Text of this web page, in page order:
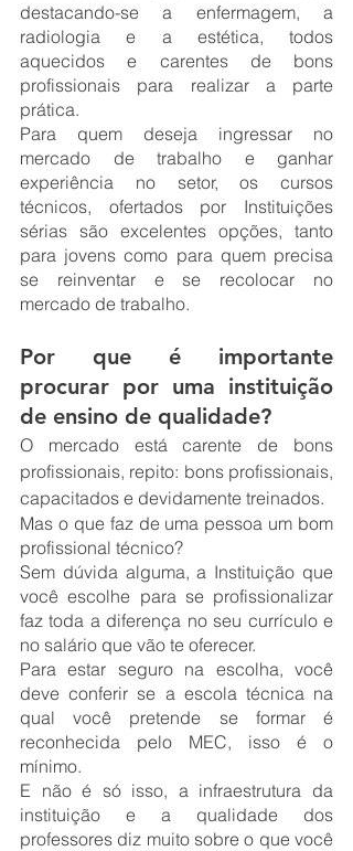
destacando-se a enfermagem, a
radiologia e a estética, todos
aquecidos e carentes de bons
profissionais para realizar a parte
prática.
Para quem deseja ingressar no
mercado de trabalho e ganhar
experiência no setor, os cursos
técnicos, ofertados por Instituições
sérias são excelentes opções, tanto
para jovens como para quem precisa
se reinventar e se recolocar no
mercado de trabalho.
Por que é importante
procurar por uma instituição
de ensino de qualidade?
O mercado está carente de bons
profissionais, repito: bons profissionais,
capacitados e devidamente treinados.
Mas o que faz de uma pessoa um bom
profissional técnico?
Sem dúvida alguma, a Instituição que
você escolhe para se profissionalizar
faz toda a diferença no seu currículo e
no salário que vão te oferecer.
Para estar seguro na escolha, você
deve conferir se a escola técnica na
qual você pretende se formar é
reconhecida pelo MEC, isso é o
mínimo.
E não é só isso, a infraestrutura da
instituição e a qualidade dos
professores diz muito sobre o que você